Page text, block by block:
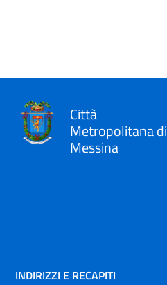
Città
Metropolitana di
Messina
INDIRIZZI E RECAPITI